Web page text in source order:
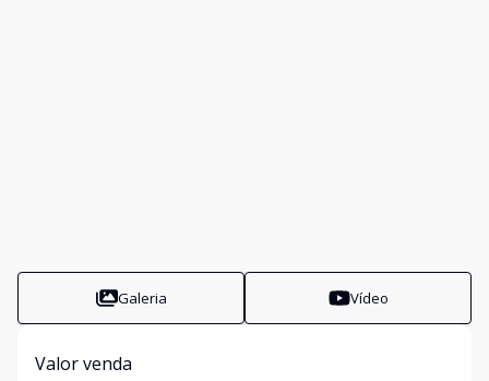
Galeria Vídeo
Valor venda